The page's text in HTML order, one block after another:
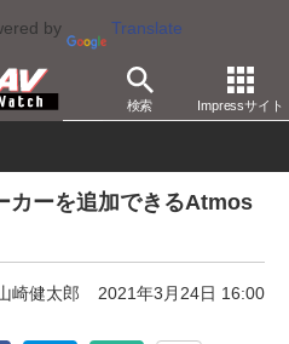
by Translate
検索 Impressサイト
その他
カーを追加できるAtmos
崎健太郎 2021年3月24日 16:00